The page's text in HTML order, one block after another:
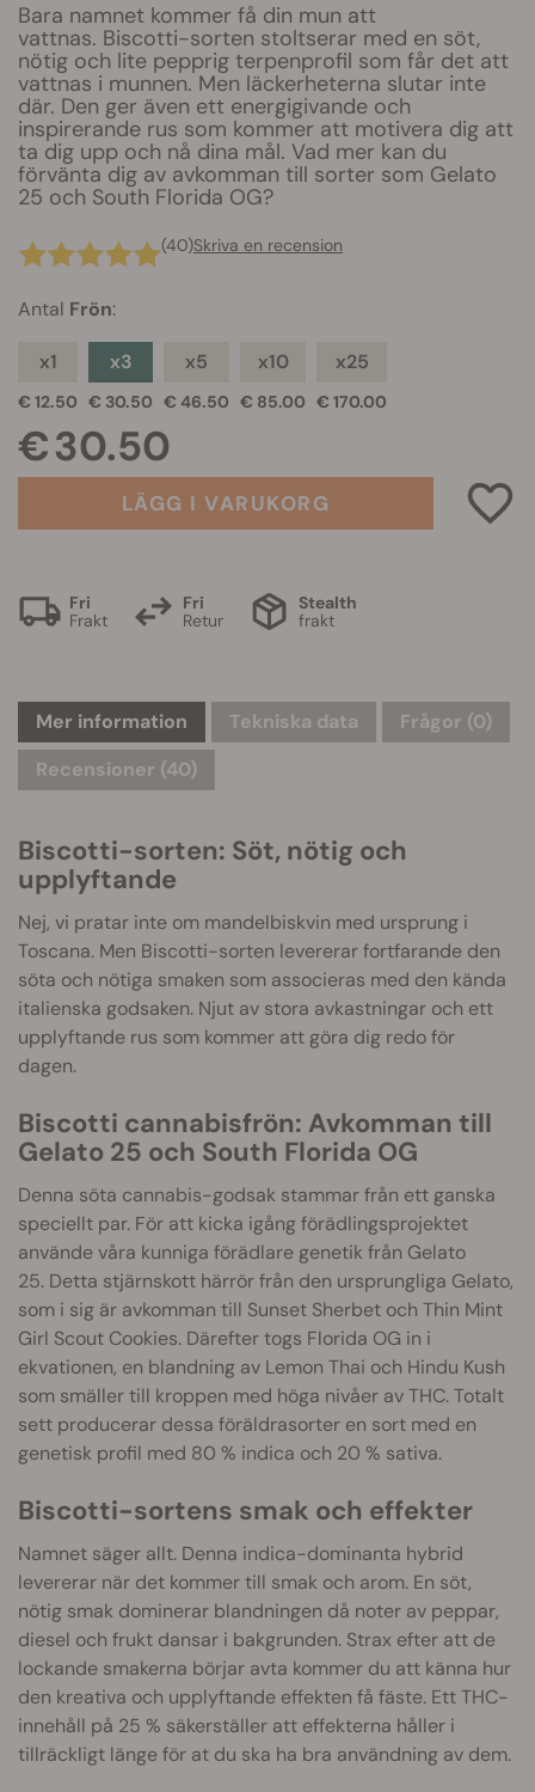
Bara namnet kommer få din mun att
vattnas. Biscotti-sorten stoltserar med en söt,
nötig och lite pepprig terpenprofil som får det att
vattnas i munnen. Men läckerheterna slutar inte
där. Den ger även ett energigivande och
inspirerande rus som kommer att motivera dig att
ta dig upp och nå dina mål. Vad mer kan du
förvänta dig av avkomman till sorter som Gelato
25 och South Florida OG?
(40)Skriva en recension
Antal Frön:
x1
€ 12.50
x3
€ 30.50
x5
€ 46.50
x10
€ 85.00
x25
€ 170.00
€ 30.50
LÄGG I VARUKORG
Fri
Frakt
Fri
Retur
Stealth
frakt
Mer information Tekniska data Frågor (0)
Recensioner (40)
Biscotti-sorten: Söt, nötig och
upplyftande
Nej, vi pratar inte om mandelbiskvin med ursprung i
Toscana. Men Biscotti-sorten levererar fortfarande den
söta och nötiga smaken som associeras med den kända
italienska godsaken. Njut av stora avkastningar och ett
upplyftande rus som kommer att göra dig redo för
dagen.
Biscotti cannabisfrön: Avkomman till
Gelato 25 och South Florida OG
Denna söta cannabis-godsak stammar från ett ganska
speciellt par. För att kicka igång förädlingsprojektet
använde våra kunniga förädlare genetik från Gelato
25. Detta stjärnskott härrör från den ursprungliga Gelato,
som i sig är avkomman till Sunset Sherbet och Thin Mint
Girl Scout Cookies. Därefter togs Florida OG in i
ekvationen, en blandning av Lemon Thai och Hindu Kush
som smäller till kroppen med höga nivåer av THC. Totalt
sett producerar dessa föräldrasorter en sort med en
genetisk profil med 80 % indica och 20 % sativa.
Biscotti-sortens smak och effekter
Namnet säger allt. Denna indica-dominanta hybrid
levererar när det kommer till smak och arom. En söt,
nötig smak dominerar blandningen då noter av peppar,
diesel och frukt dansar i bakgrunden. Strax efter att de
lockande smakerna börjar avta kommer du att känna hur
den kreativa och upplyftande effekten få fäste. Ett THC-
innehåll på 25 % säkerställer att effekterna håller i
tillräckligt länge för at du ska ha bra användning av dem.